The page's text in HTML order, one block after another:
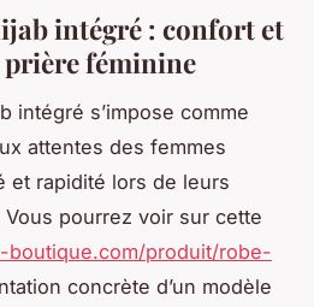
intégré : confort et
féminine
intégré s’impose comme
attentes des femmes
et rapidité lors de leurs
pourrez voir sur cette
boutique.com/produit/robe-
concrète d’un modèle